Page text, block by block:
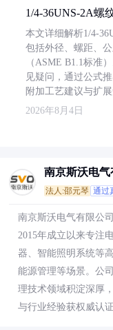
1/4-36UNS-2A螺
本文详细解析1/4-
包括外径、螺距、
（ASME B1.1标准
见疑问，通过公式
附加工艺建议与扩展
2026年8月4日
南京斯沃电气
法人:邵元琴 通过
南京斯沃电气有限公
2015年成立以来专注
器、智能照明系统等
能源管理等场景。公
理技术领域积淀深厚
与行业经验获权威认证